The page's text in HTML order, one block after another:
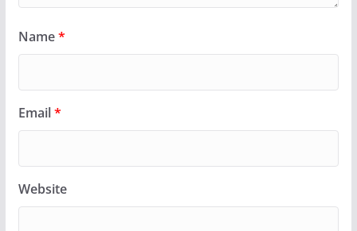
Name*
Email*
Website